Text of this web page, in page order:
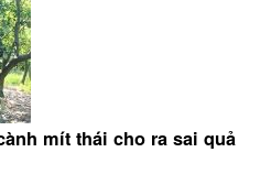
mít thái cho ra sai quả